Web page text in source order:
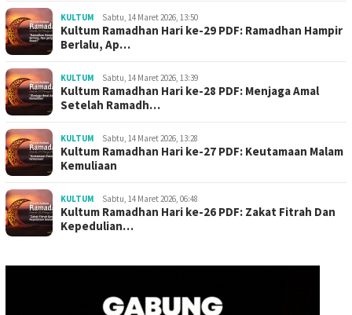
KULTUM Sabtu, 14 Maret 2026, 13:50
Kultum Ramadhan Hari ke-29 PDF: Ramadhan Hampir
Berlalu, Ap…
KULTUM Sabtu, 14 Maret 2026, 13:39
Kultum Ramadhan Hari ke-28 PDF: Menjaga Amal
Setelah Ramadh…
KULTUM Sabtu, 14 Maret 2026, 13:28
Kultum Ramadhan Hari ke-27 PDF: Keutamaan Malam
Kemuliaan
KULTUM Sabtu, 14 Maret 2026, 06:48
Kultum Ramadhan Hari ke-26 PDF: Zakat Fitrah Dan
Kepedulian…